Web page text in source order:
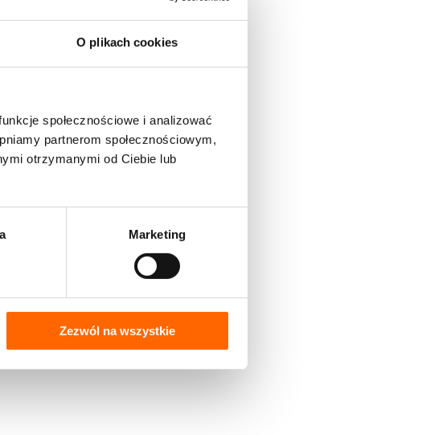
O plikach cookies
społecznościowe i analizować
partnerom społecznościowym,
otrzymanymi od Ciebie lub
Marketing
Zezwól na wszystkie